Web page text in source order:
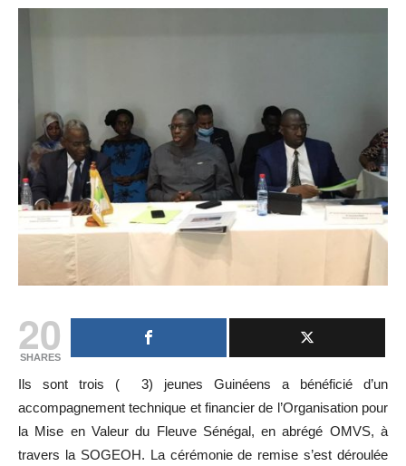
20
SHARES
Ils sont trois ( 3) jeunes Guinéens a bénéficié d’un
accompagnement technique et financier de l’Organisation pour
la Mise en Valeur du Fleuve Sénégal, en abrégé OMVS, à
travers la SOGEOH. La cérémonie de remise s’est déroulée